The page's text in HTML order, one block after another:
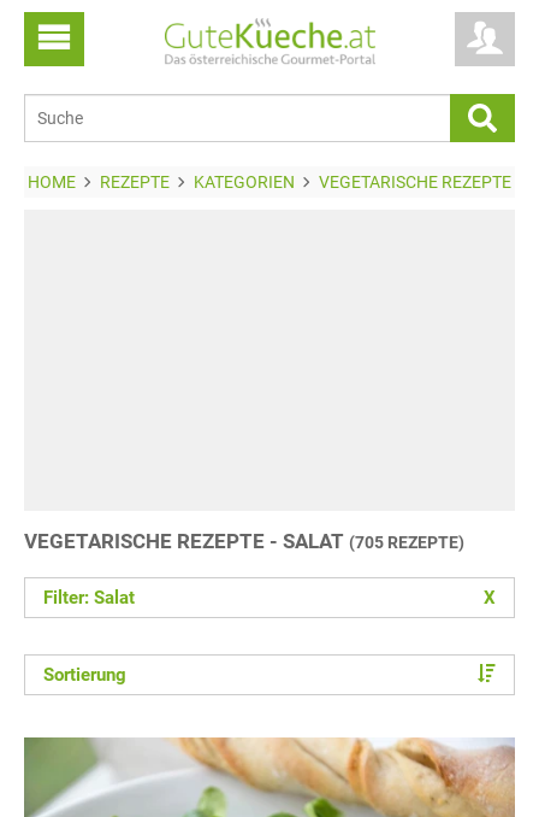
HOME REZEPTE KATEGORIEN VEGETARISCHE REZEPTE
VEGETARISCHE REZEPTE - SALAT (705 REZEPTE)
Filter: Salat X
Sortierung